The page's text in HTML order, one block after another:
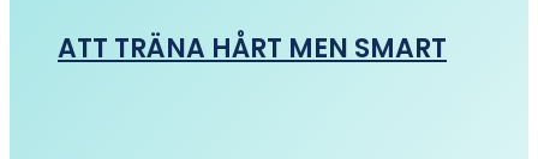
ATT TRÄNA HÅRT MEN SMART